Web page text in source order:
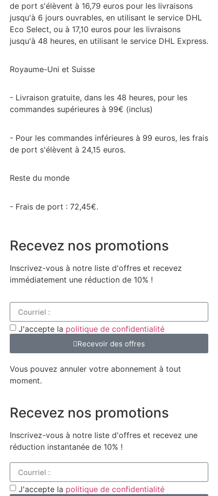
de port s'élèvent à 16,79 euros pour les livraisons
jusqu'à 6 jours ouvrables, en utilisant le service DHL
Eco Select, ou à 17,10 euros pour les livraisons
jusqu'à 48 heures, en utilisant le service DHL Express.
Royaume-Uni et Suisse
- Livraison gratuite, dans les 48 heures, pour les
commandes supérieures à 99€ (inclus)
- Pour les commandes inférieures à 99 euros, les frais
de port s'élèvent à 24,15 euros.
Reste du monde
- Frais de port : 72,45€.
Recevez nos promotions
Inscrivez-vous à notre liste d'offres et recevez
immédiatement une réduction de 10% !
J'accepte la politique de confidentialité
Recevoir des offres
Vous pouvez annuler votre abonnement à tout
moment.
Recevez nos promotions
Inscrivez-vous à notre liste d'offres et recevez une
réduction instantanée de 10% !
J'accepte la politique de confidentialité